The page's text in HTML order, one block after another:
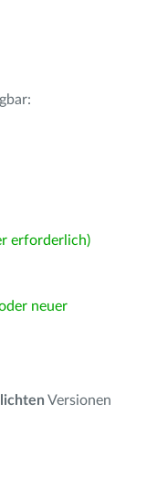
erforderlich)
neuer
Versionen